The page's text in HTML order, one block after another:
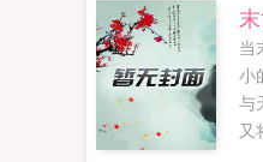
当
小
与
又